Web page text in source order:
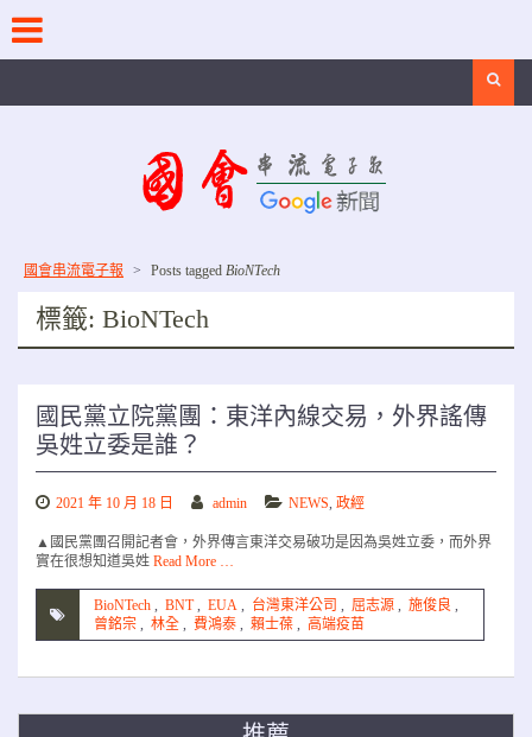
content
國會串流電子報 > Posts tagged BioNTech
標籤: BioNTech
國民黨立院黨團：東洋內線交易，外界謠傳
吳姓立委是誰？
2021 年 10 月 18 日 admin NEWS, 政經
▲國民黨團召開記者會，外界傳言東洋交易破功是因為吳姓立委，而外界
實在很想知道吳姓 Read More …
BioNTech , BNT , EUA , 台灣東洋公司 , 屈志源 , 施俊良 ,
曾銘宗 , 林全 , 費鴻泰 , 賴士葆 , 高端疫苗